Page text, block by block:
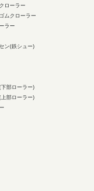
ローラー
ムクローラー
ラー
ン(鉄シュー)
下部ローラー)
部ローラー)